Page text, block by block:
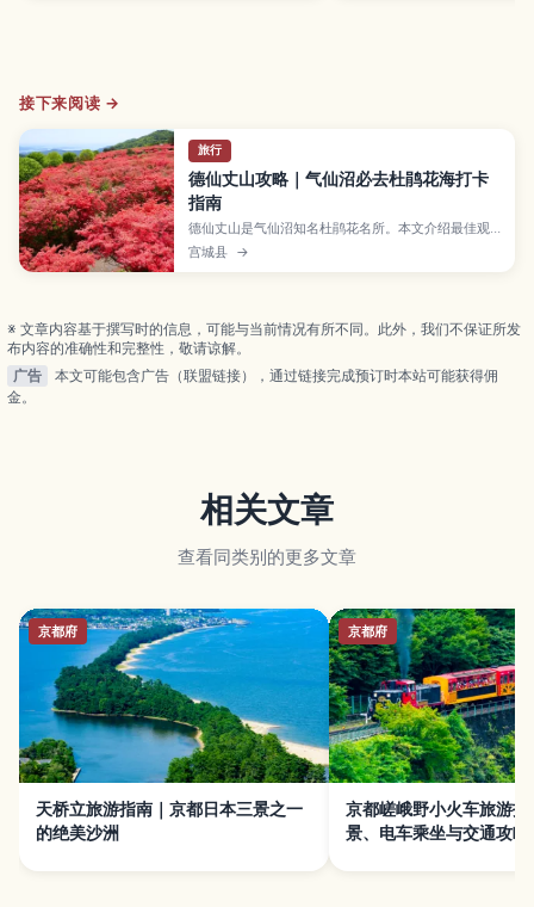
接下来阅读 →
旅行
德仙丈山攻略｜气仙沼必去杜鹃花海打卡
指南
德仙丈山是气仙沼知名杜鹃花名所。本文介绍最佳观
景点、登山路线与交通注意事项，帮助初次访客轻松
规划行程。
宫城县 →
※ 文章内容基于撰写时的信息，可能与当前情况有所不同。此外，我们不保证所发
布内容的准确性和完整性，敬请谅解。
广告
本文可能包含广告（联盟链接），通过链接完成预订时本站可能获得佣
金。
相关文章
查看同类别的更多文章
京都府
天桥立旅游指南｜京都日本三景之一
的绝美沙洲
京都府
京都嵯峨野小火车旅游指
景、电车乘坐与交通攻略